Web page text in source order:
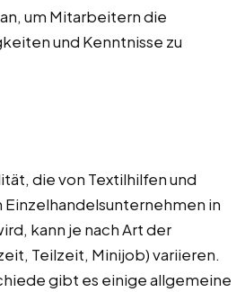
um Mitarbeitern die
und Kenntnisse zu
die von Textilhilfen und
in
kann je nach Art der
Teilzeit, Minijob) variieren.
gibt es einige allgemeine